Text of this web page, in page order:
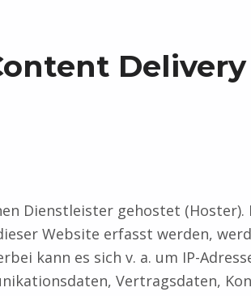
Delivery
Dienstleister gehostet (Hoster).
Website erfasst werden,
kann es sich v. a. um IP-
Vertragsdaten,